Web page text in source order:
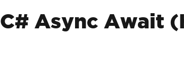
C# Async Await